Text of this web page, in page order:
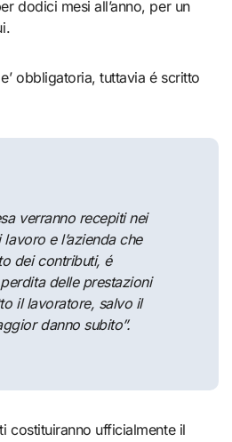
dodici mesi all’anno, per un
obbligatoria, tuttavia é scritto
verranno recepiti nei
e l’azienda che
dei contributi, é
delle prestazioni
il lavoratore, salvo il
danno subito”.
costituiranno ufficialmente il